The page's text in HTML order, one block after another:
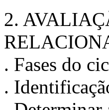
2.
. Fases do
.